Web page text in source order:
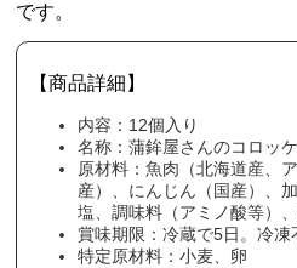
です。
【商品詳細】
内容：12個入り
名称：蒲鉾屋さんのコロッケ
原材料：魚肉（北海道産、
産）、にんじん（国産）、
塩、調味料（アミノ酸等）
賞味期限：冷蔵で5日。冷凍
特定原材料：小麦、卵